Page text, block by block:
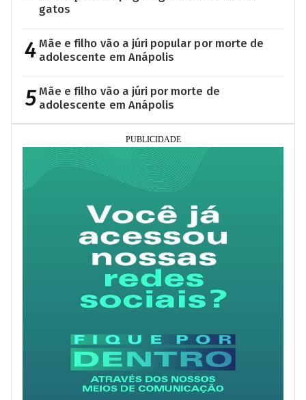
gatos
4 Mãe e filho vão a júri popular por morte de
adolescente em Anápolis
5 Mãe e filho vão a júri por morte de
adolescente em Anápolis